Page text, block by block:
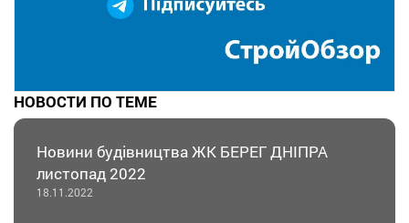
НОВОСТИ ПО ТЕМЕ
Новини будівництва ЖК БЕРЕГ ДНІПРА
листопад 2022
18.11.2022